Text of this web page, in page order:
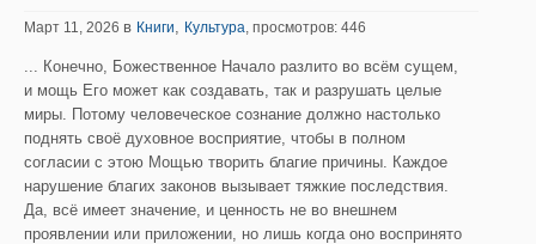
Март 11, 2026 в Книги, Культура, просмотров: 446
... Конечно, Божественное Начало разлито во всём сущем,
и мощь Его может как создавать, так и разрушать целые
миры. Потому человеческое сознание должно настолько
поднять своё духовное восприятие, чтобы в полном
согласии с этою Мощью творить благие причины. Каждое
нарушение благих законов вызывает тяжкие последствия.
Да, всё имеет значение, и ценность не во внешнем
проявлении или приложении, но лишь когда оно воспринято